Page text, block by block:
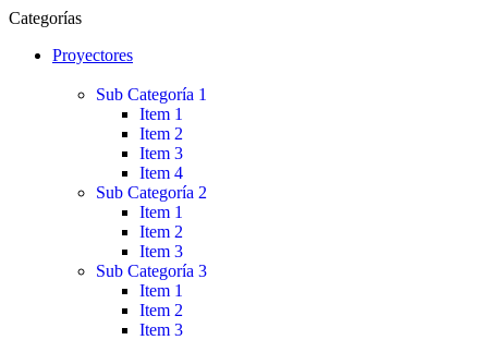
Categorías
Proyectores
Sub Categoría 1
Item 1
Item 2
Item 3
Item 4
Sub Categoría 2
Item 1
Item 2
Item 3
Sub Categoría 3
Item 1
Item 2
Item 3